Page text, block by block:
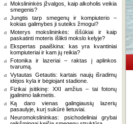
Mokslininkės įžvalgos, kaip alkoholis veikia
smegenis?
Jungtis tarp smegenų ir kompiuterio –
kokias galimybes ji suteiks žmogui?
Moterys mokslininkės: iššūkiai ir kaip
paskatinti moteris išlikti mokslo kelyje?
Ekspertas paaiškina: kas yra kvantiniai
kompiuteriai ir kam jų reikia?
Fotonika ir lazeriai – raktas į aplinkos
tvarumą.
Vytautas Getautis: kartais naujų išradimų
idėjos kyla ir bėgiojant stadione.
Fizikai įsitikinę: XXI amžius – tai fotonų
įgalinimo laikmetis.
Ką daro vienas galingiausių lazerių
pasaulyje, kurį sukūrė lietuviai.
Neuromokslininkas: psichodeliniai grybai